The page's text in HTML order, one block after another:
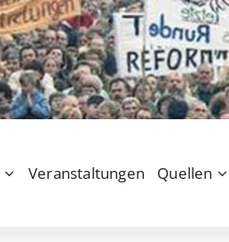
Veranstaltungen Quellen